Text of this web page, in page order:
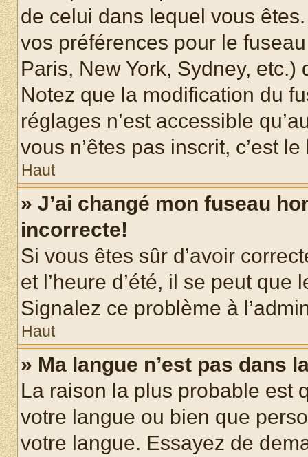
de celui dans lequel vous
vos préférences pour le
Paris, New York, Sydney, etc.)
Notez que la modification du
réglages n’est accessible
vous n’êtes pas inscrit, c’est
Haut
» J’ai changé mon fuseau
incorrecte!
Si vous êtes sûr d’avoir
et l’heure d’été, il se peut que
Signalez ce problème à
Haut
» Ma langue n’est pas dans
La raison la plus probable est
votre langue ou bien que
votre langue. Essayez de